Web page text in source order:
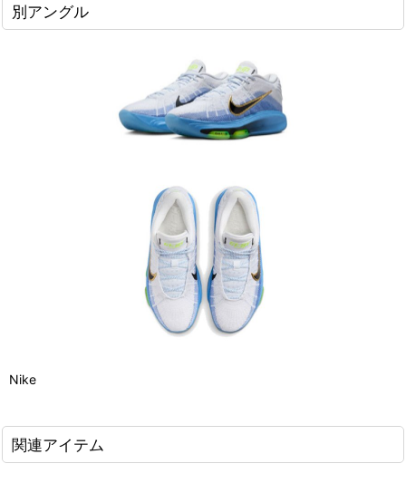
別アングル
Nike
関連アイテム